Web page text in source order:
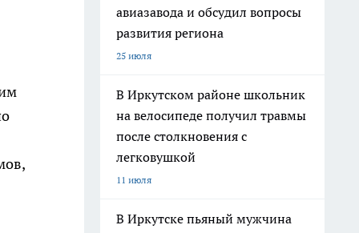
авиазавода и обсудил вопросы
развития региона
25 июля
В Иркутском районе школьник
на велосипеде получил травмы
после столкновения с
легковушкой
11 июля
В Иркутске пьяный мужчина